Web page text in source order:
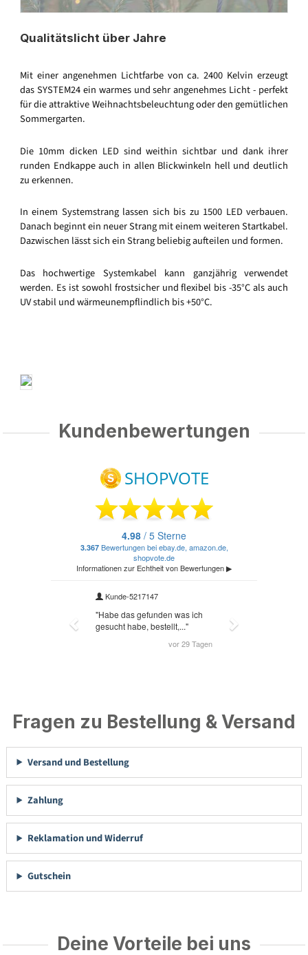
Qualitätslicht über Jahre
Mit einer angenehmen Lichtfarbe von ca. 2400 Kelvin erzeugt
das SYSTEM24 ein warmes und sehr angenehmes Licht - perfekt
für die attraktive Weihnachtsbeleuchtung oder den gemütlichen
Sommergarten.
Die 10mm dicken LED sind weithin sichtbar und dank ihrer
runden Endkappe auch in allen Blickwinkeln hell und deutlich
zu erkennen.
In einem Systemstrang lassen sich bis zu 1500 LED verbauen.
Danach beginnt ein neuer Strang mit einem weiteren Startkabel.
Dazwischen lässt sich ein Strang beliebig aufteilen und formen.
Das hochwertige Systemkabel kann ganzjährig verwendet
werden. Es ist sowohl frostsicher und flexibel bis -35°C als auch
UV stabil und wärmeunempflindlich bis +50°C.
Kundenbewertungen
Fragen zu Bestellung & Versand
Versand und Bestellung
Zahlung
Reklamation und Widerruf
Gutschein
Deine Vorteile bei uns